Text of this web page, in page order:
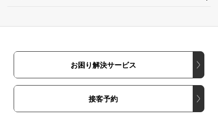
お困り解決サービス
接客予約